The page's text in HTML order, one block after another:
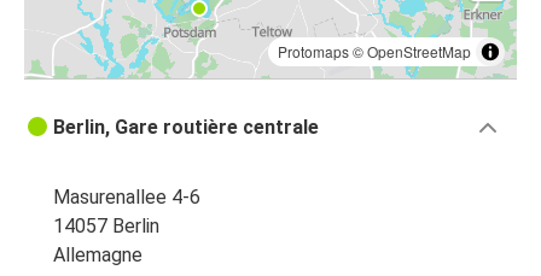
Protomaps©OpenStreetMap
Berlin, Gare routière centrale
Masurenallee 4-6
14057 Berlin
Allemagne